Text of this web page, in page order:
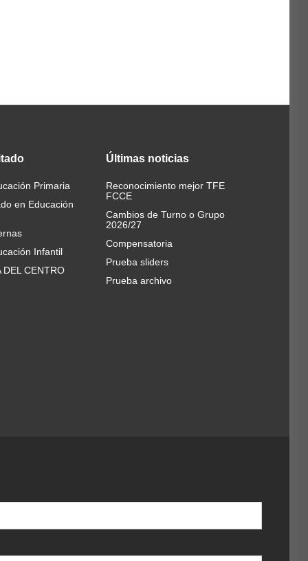
Primaria
en Educación
Infantil
DEL CENTRO
Últimas noticias
Reconocimiento mejor TFE
FCCE
Cambios de Turno o Grupo
2026/27
Compensatoria
Prueba sliders
Prueba archivo